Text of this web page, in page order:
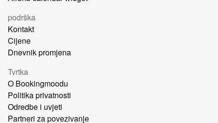
podrška
Kontakt
Cijene
Dnevnik promjena
Tvrtka
O Bookingmoodu
Politika privatnosti
Odredbe i uvjeti
Partneri za povezivanje